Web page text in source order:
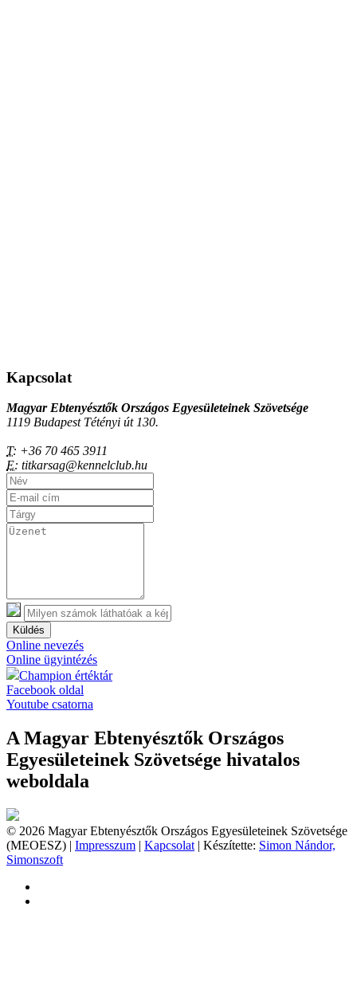
Kapcsolat
Magyar Ebtenyésztők Országos Egyesületeinek Szövetsége
1119 Budapest Tétényi út 130.
T: +36 70 465 3911
E: titkarsag@kennelclub.hu
Küldés
Online nevezés
Online ügyintézés
Champion értéktár
Facebook oldal
Youtube csatorna
A Magyar Ebtenyésztők Országos
Egyesületeinek Szövetsége hivatalos
weboldala
© 2026 Magyar Ebtenyésztők Országos Egyesületeinek Szövetsége
(MEOESZ) | Impresszum | Kapcsolat | Készítette: Simon Nándor,
Simonszoft